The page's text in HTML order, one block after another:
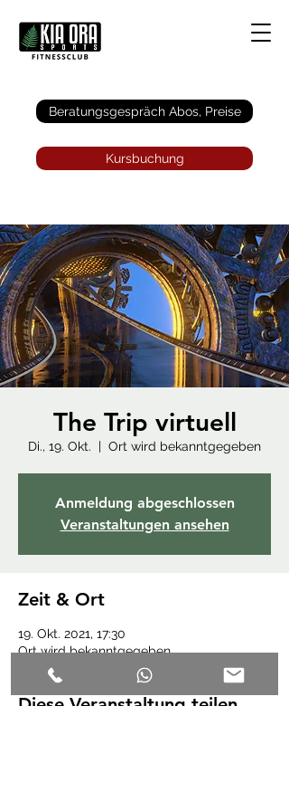
Beratungsgespräch Abos, Preise
Kursbuchung
The Trip virtuell
Di., 19. Okt.
  |
Ort wird bekanntgegeben
Anmeldung abgeschlossen
Veranstaltungen ansehen
Zeit & Ort
19. Okt. 2021, 17:30
Ort wird bekanntgegeben
Diese Veranstaltung teilen